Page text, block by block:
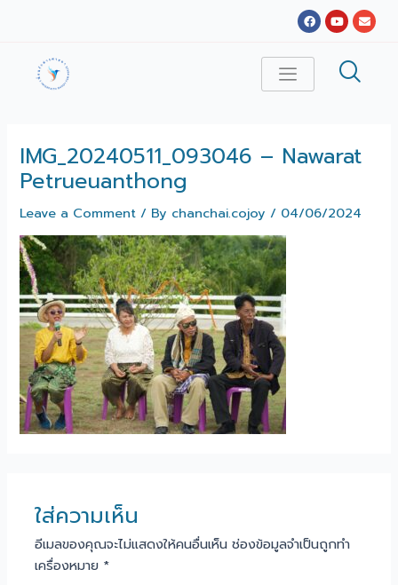
Facebook
Youtube
IMG_20240511_093046 – Nawarat
Petrueuanthong
Leave a Comment / By chanchai.cojoy/ 04/06/2024
ใส่ความเห็น
อีเมลของคุณจะไม่แสดงให้คนอื่นเห็น ช่องข้อมูลจำเป็นถูกทำ
เครื่องหมาย *